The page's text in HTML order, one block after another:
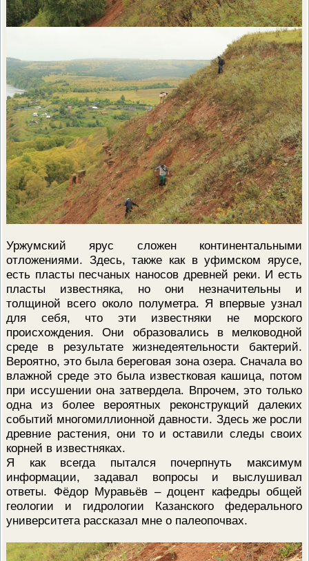
Уржумский ярус сложен континентальными
отложениями. Здесь, также как в уфимском ярусе,
есть пласты песчаных наносов древней реки. И есть
пласты известняка, но они незначительны и
толщиной всего около полуметра. Я впервые узнал
для себя, что эти известняки не морского
происхождения. Они образовались в мелководной
среде в результате жизнедеятельности бактерий.
Вероятно, это была береговая зона озера. Сначала во
влажной среде это была известковая кашица, потом
при иссушении она затвердела. Впрочем, это только
одна из более вероятных реконструкций далеких
событий многомиллионной давности. Здесь же росли
древние растения, они то и оставили следы своих
корней в известняках.
Я как всегда пытался почерпнуть максимум
информации, задавал вопросы и выслушивал
ответы. Фёдор Муравьёв – доцент кафедры общей
геологии и гидрологии Казанского федерального
университета рассказал мне о палеопочвах.